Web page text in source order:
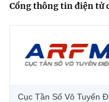
Cổng thông tin điện tử
Cục Tần Số Vô Tuyến